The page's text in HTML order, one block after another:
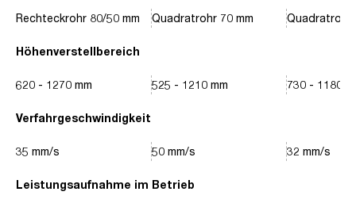
Höhenverstellbereich
Verfahrgeschwindigkeit
Leistungsaufnahme im Betrieb
Rechteckrohr 80/50 mm
620 - 1270 mm
35 mm/s
Quadratrohr 70 mm
525 - 1210 mm
50 mm/s
Quadratrohr
730 - 1180
32 mm/s